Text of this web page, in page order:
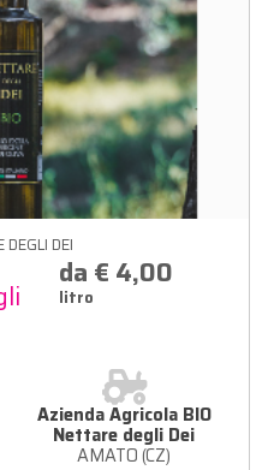
DEI
da € 4,00
litro
Azienda Agricola BIO
Nettare degli Dei
AMATO (CZ)